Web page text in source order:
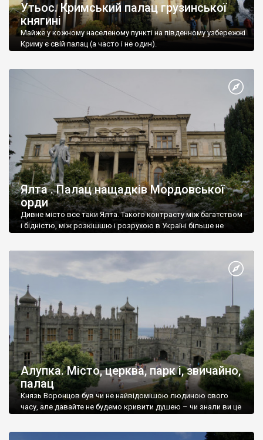
Утьос. Кримський палац грузинської
княгині
Майже у кожному населеному пункті на південному узбережжі
Криму є свій палац (а часто і не один).
Ялта . Палац нащадків Мордовської
орди
Дивне місто все таки Ялта. Такого контрасту між багатством
і бідністю, між розкішшю і розрухою в Україні більше не
Алупка. Місто, церква, парк і, звичайно,
палац
Князь Воронцов був чи не найвідомішою людиною свого
часу, але давайте не будемо кривити душею – чи знали ви це